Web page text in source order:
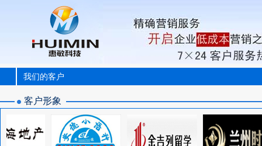
我们的客户
客户形象